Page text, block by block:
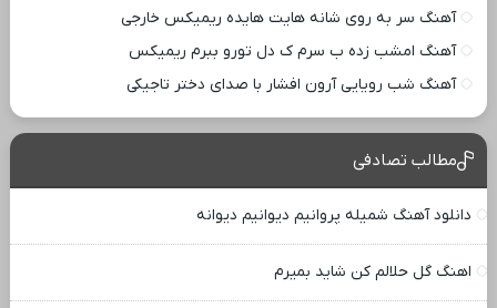
آهنگ سر به روی شانه هایت هایده ریمیکس خارجی
آهنگ امشب زده ب سرم ک دل تورو ببرم ریمیکس
آهنگ شب رویایی آرون افشار با صدای دختر تاجیکی
مطالب تصادفی
دانلود آهنگ شمیله پروانیم دیوانیم دیوانه
اهنگ گل حلالم کن شاید بمیرم